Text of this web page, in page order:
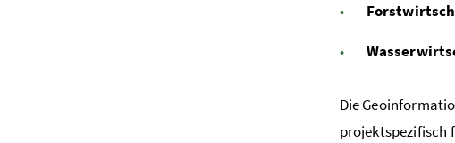
Die
projektspezifisch